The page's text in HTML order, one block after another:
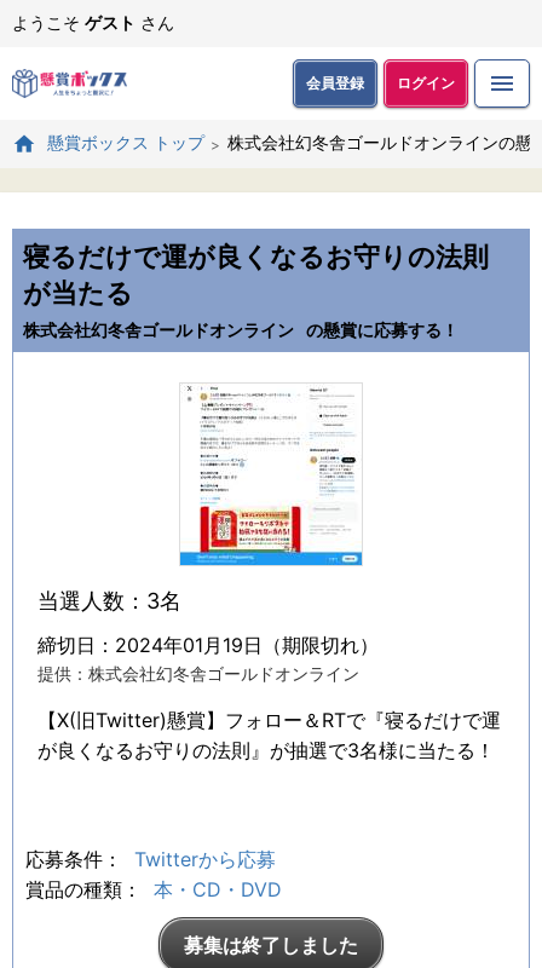
ようこそ ゲスト さん
会員登録 ログイン
懸賞ボックス トップ 株式会社幻冬舎ゴールドオンラインの懸
寝るだけで運が良くなるお守りの法則
が当たる
株式会社幻冬舎ゴールドオンライン の懸賞に応募する！
当選人数：3名
締切日：2024年01月19日（期限切れ）
提供：株式会社幻冬舎ゴールドオンライン
【X(旧Twitter)懸賞】フォロー＆RTで『寝るだけで運
が良くなるお守りの法則』が抽選で3名様に当たる！
応募条件：
Twitterから応募
賞品の種類：
本・CD・DVD
募集は終了しました